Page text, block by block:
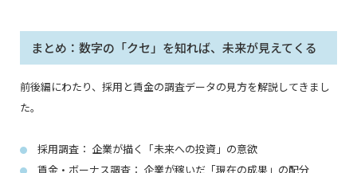
まとめ：数字の「クセ」を知れば、未来が見えてくる
前後編にわたり、採用と賃金の調査データの見方を解説してきまし
た。
● 採用調査： 企業が描く「未来への投資」の意欲
● 賃金・ボーナス調査： 企業が稼いだ「現在の成果」の配分